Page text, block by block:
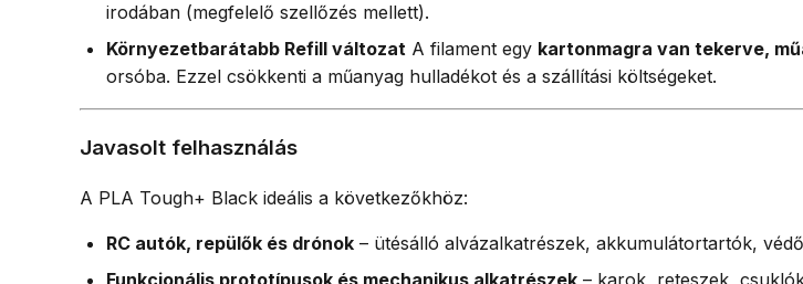
irodában (megfelelő szellőzés mellett).
Környezetbarátabb Refill változat A filament egy kartonmagra van tekerve,
orsóba. Ezzel csökkenti a műanyag hulladékot és a szállítási költségeket.
Javasolt felhasználás
A PLA Tough+ Black ideális a következőkhöz:
RC autók, repülők és drónok – ütésálló alvázalkatrészek, akkumulátortartók,
Funkcionális prototípusok és mechanikus alkatrészek – karok, reteszek,